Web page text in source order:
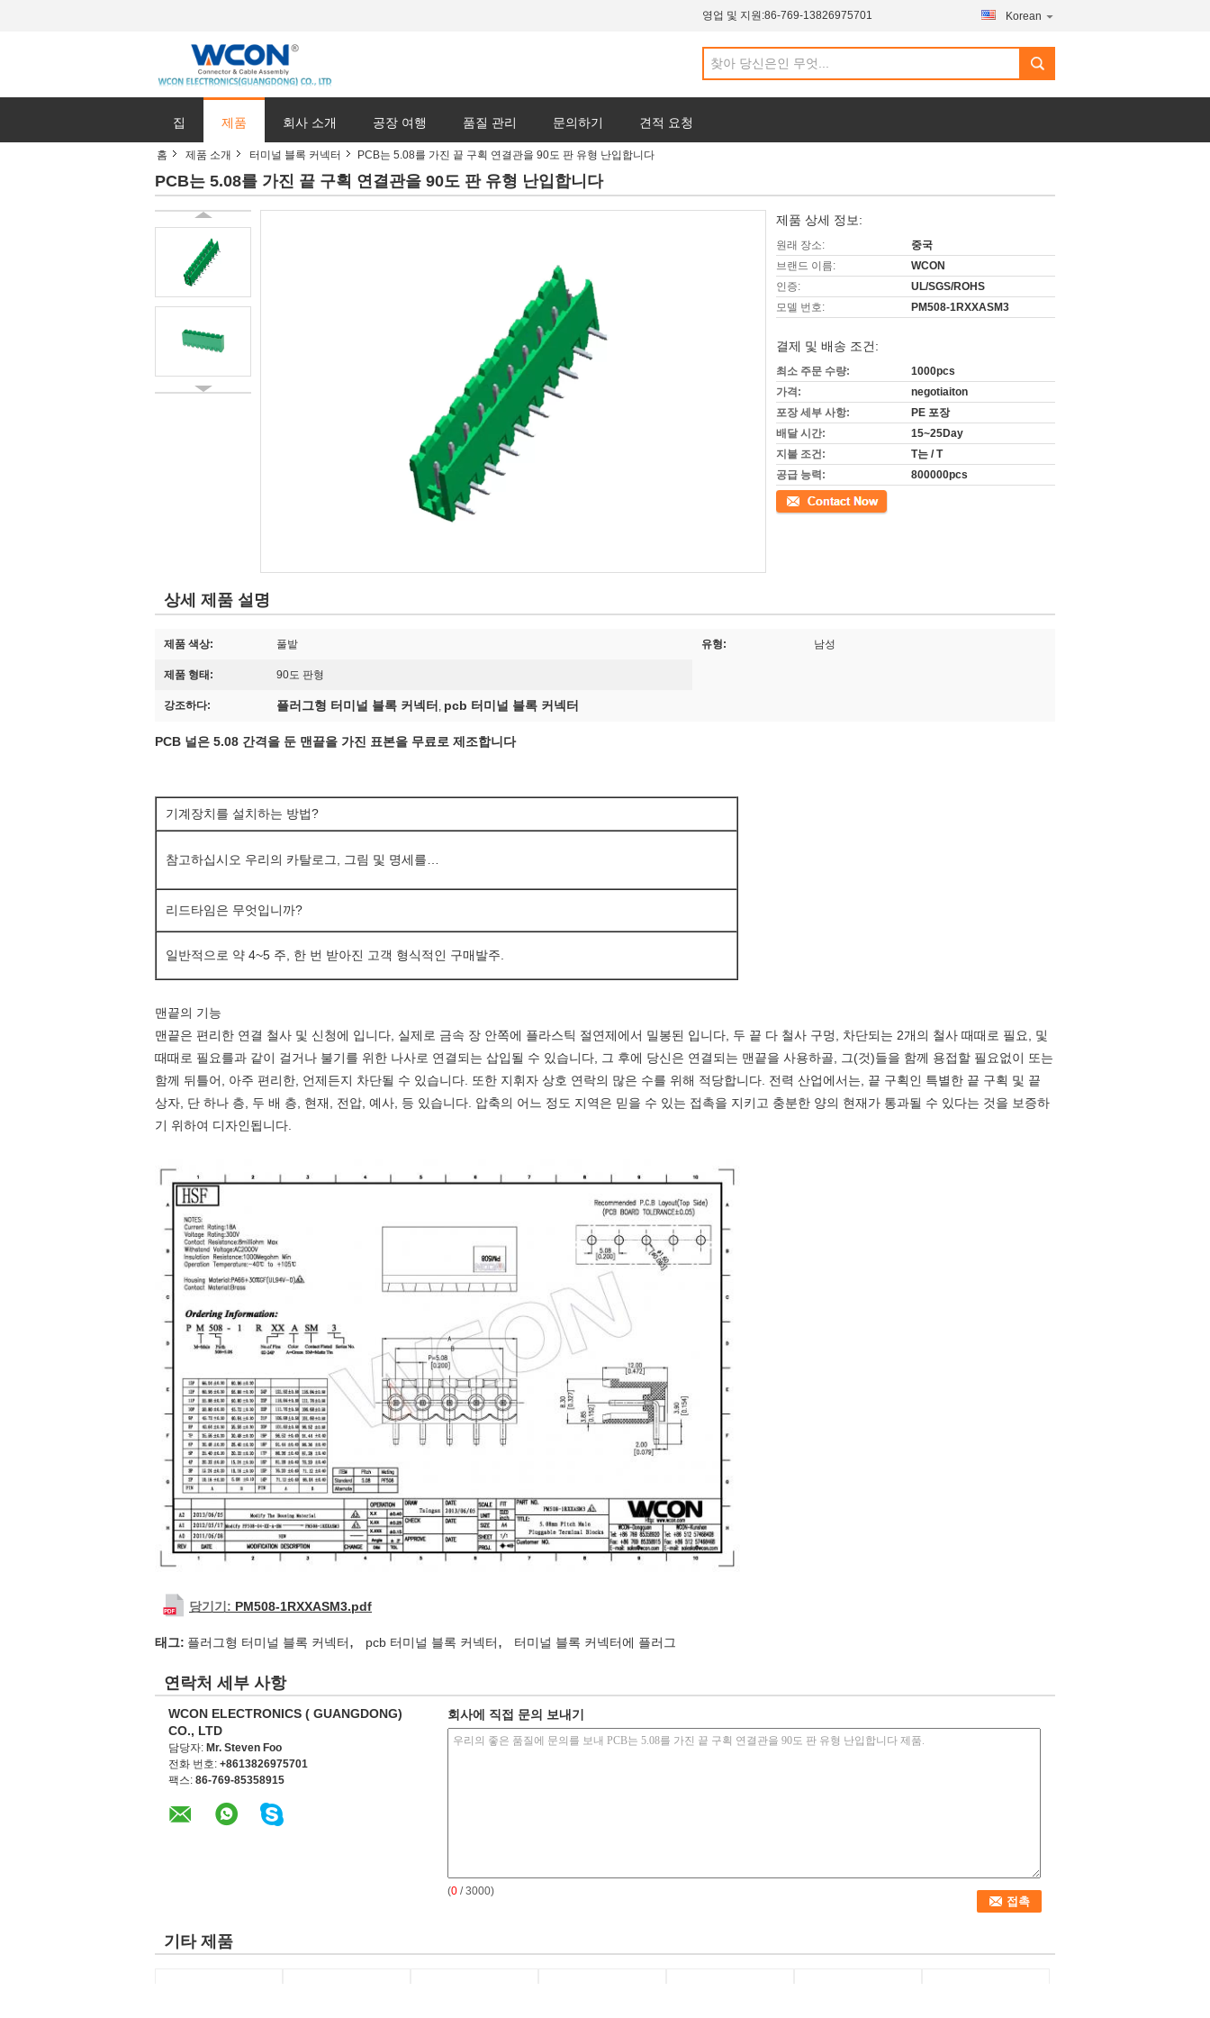
영업 및 지원:86-769-13826975701 Korean
집 제품 회사 소개 공장 여행 품질 관리 문의하기 견적 요청
홈 제품 소개 터미널 블록 커넥터 PCB는 5.08를 가진 끝 구획 연결관을 90도 판 유형 난입합니다
PCB는 5.08를 가진 끝 구획 연결관을 90도 판 유형 난입합니다
제품 상세 정보:
원래 장소:
중국
브랜드 이름:
WCON
인증:
UL/SGS/ROHS
모델 번호:
PM508-1RXXASM3
결제 및 배송 조건:
최소 주문 수량:
1000pcs
가격:
negotiaiton
포장 세부 사항:
PE 포장
배달 시간:
15~25Day
지불 조건:
T는 / T
공급 능력:
800000pcs
접촉
상세 제품 설명
제품 색상: 풀밭 유형: 남성
제품 형태: 90도 판형
강조하다: 플러그형 터미널 블록 커넥터 , pcb 터미널 블록 커넥터
PCB 널은 5.08 간격을 둔 맨끝을 가진 표본을 무료로 제조합니다
기계장치를 설치하는 방법?
참고하십시오 우리의 카탈로그, 그림 및 명세를…
리드타임은 무엇입니까?
일반적으로 약 4~5 주, 한 번 받아진 고객 형식적인 구매발주.
맨끝의 기능
맨끝은 편리한 연결 철사 및 신청에 입니다, 실제로 금속 장 안쪽에 플라스틱 절연제에서 밀봉된 입니다, 두 끝 다 철사 구멍, 차단되는 2개의 철사 때때로 필요, 및
때때로 필요를과 같이 걸거나 불기를 위한 나사로 연결되는 삽입될 수 있습니다, 그 후에 당신은 연결되는 맨끝을 사용하골, 그(것)들을 함께 용접할 필요없이 또는
함께 뒤틀어, 아주 편리한, 언제든지 차단될 수 있습니다. 또한 지휘자 상호 연락의 많은 수를 위해 적당합니다. 전력 산업에서는, 끝 구획인 특별한 끝 구획 및 끝
상자, 단 하나 층, 두 배 층, 현재, 전압, 예사, 등 있습니다. 압축의 어느 정도 지역은 믿을 수 있는 접촉을 지키고 충분한 양의 현재가 통과될 수 있다는 것을 보증하
기 위하여 디자인됩니다.
당기기: PM508-1RXXASM3.pdf
태그: 플러그형 터미널 블록 커넥터, pcb 터미널 블록 커넥터, 터미널 블록 커넥터에 플러그
연락처 세부 사항
WCON ELECTRONICS ( GUANGDONG)
CO., LTD
담당자: Mr. Steven Foo
전화 번호: +8613826975701
팩스: 86-769-85358915
회사에 직접 문의 보내기
(0 / 3000)
기타 제품